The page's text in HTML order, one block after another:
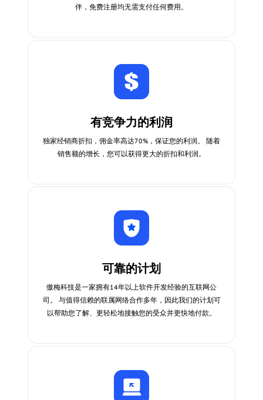
伴，免费注册均无需支付任何费用。
有竞争力的利润
独家经销商折扣，佣金率高达70%，保证您的利润。 随着
销售额的增长，您可以获得更大的折扣和利润。
可靠的计划
傲梅科技是一家拥有14年以上软件开发经验的互联网公
司。 与值得信赖的联属网络合作多年，因此我们的计划可
以帮助您了解、更轻松地接触您的受众并更快地付款。